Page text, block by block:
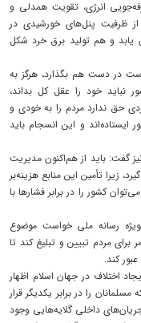
انرژی، تقویت همدلی و
ظرفیت پنل‌های خورشیدی در
و هم تولید برق خرد شکل
در دست هم بگذارد، هرگز به
نباید خود را عقل کل بداند،
حق ندارد مردم را به خودی و
ایستاده‌اند و این انسجام باید
گفت: باید از هم‌اکنون مدیریت
زیرا تأمین این منابع هزینه‌بر
کشور را در برابر فشارها با
رسانه ملی خواست موضوع
مردم تبیین و تبلیغ کند تا
کند.
اختلاف در جهان اسلام اظهار
را در برابر یکدیگر قرار
داخلی گلایه‌هایی وجود